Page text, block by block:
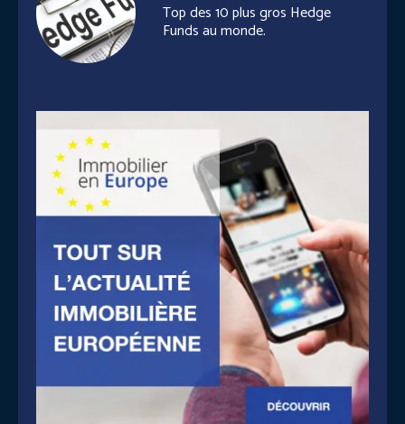
Top des 10 plus gros Hedge
Funds au monde.